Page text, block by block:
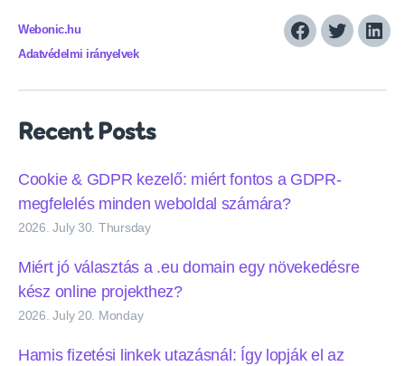
Webonic.hu
Adatvédelmi irányelvek
Facebook
Twitter
Recent Posts
Cookie & GDPR kezelő: miért fontos a GDPR-
megfelelés minden weboldal számára?
2026. July 30. Thursday
Miért jó választás a .eu domain egy növekedésre
kész online projekthez?
2026. July 20. Monday
Hamis fizetési linkek utazásnál: Így lopják el az